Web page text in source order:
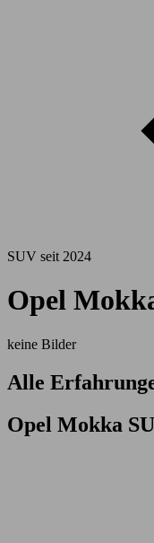
SUV seit 2024
Opel
keine Bilder
Alle
Opel Mokka